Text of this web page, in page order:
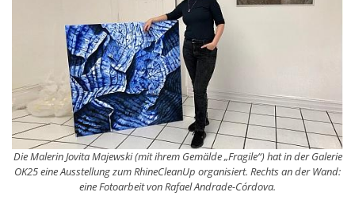
Die Malerin Jovita Majewski (mit ihrem Gemälde „Fragile“) hat in der Galerie
OK25 eine Ausstellung zum RhineCleanUp organisiert. Rechts an der Wand:
eine Fotoarbeit von Rafael Andrade-Córdova.